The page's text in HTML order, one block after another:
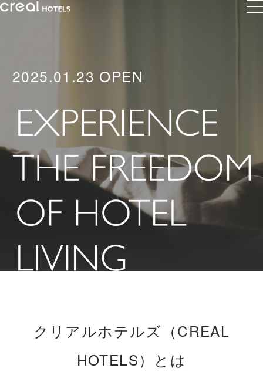
2025.01.23 OPEN
クリアルホテルズ（CREAL
HOTELS）とは